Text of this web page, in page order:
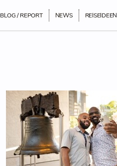
BLOG / REPORT NEWS REISEIDEEN